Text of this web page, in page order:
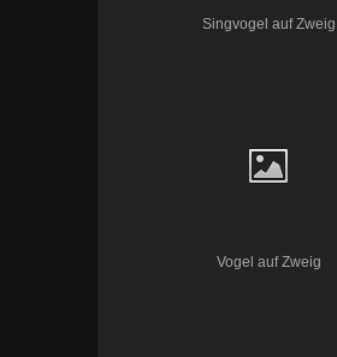
Singvogel auf Zweig
Vogel auf Zweig